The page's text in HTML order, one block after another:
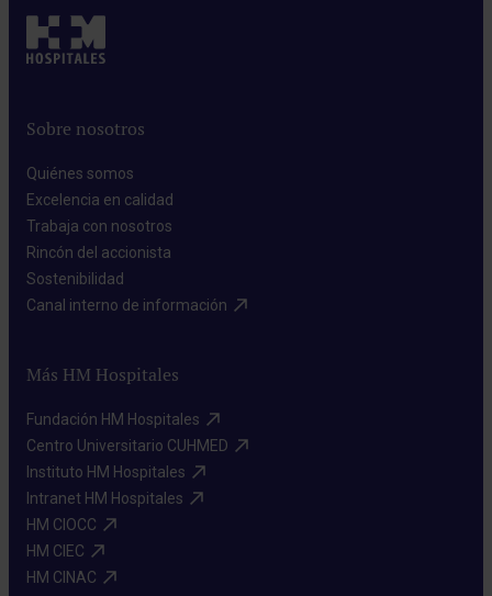
Sobre nosotros
Quiénes somos​
Excelencia en calidad​
Trabaja con nosotros​
Rincón del accionista​
Sostenibilidad​
Canal interno de información​
Más HM Hospitales
Fundación HM Hospitales​
Centro Universitario CUHMED​
Instituto HM Hospitales​
Intranet HM Hospitales​
HM CIOCC​
HM CIEC​
HM CINAC​